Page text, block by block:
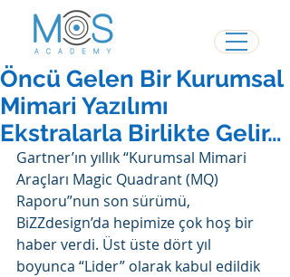
Öncü Gelen Bir Kurumsal
Mimari Yazılımı
Ekstralarla Birlikte Gelir…
Gartner’ın yıllık “Kurumsal Mimari
Araçları Magic Quadrant (MQ)
Raporu”nun son sürümü,
BiZZdesign’da hepimize çok hoş bir
haber verdi. Üst üste dört yıl
boyunca “Lider” olarak kabul edildik